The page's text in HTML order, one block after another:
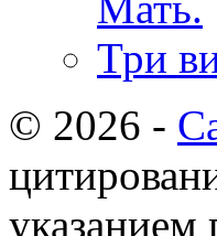
Три
© 2026 -
указанием